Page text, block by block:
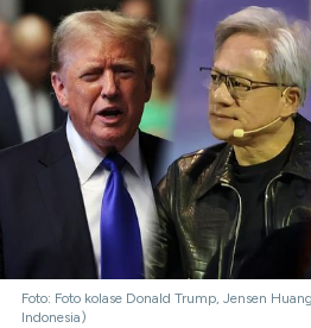
Foto: Foto kolase Donald Trump, Jensen
Indonesia)